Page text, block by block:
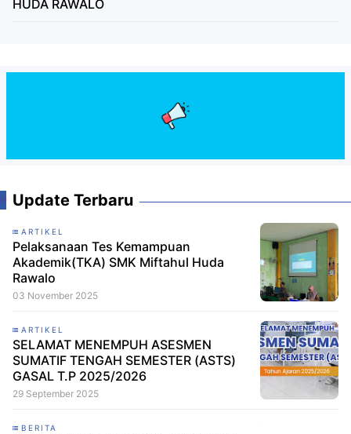
HUDA RAWALO
Update Terbaru
ARTIKEL
Pelaksanaan Tes Kemampuan
Akademik(TKA) SMK Miftahul Huda
Rawalo
03 November 2025
ARTIKEL
SELAMAT MENEMPUH ASESMEN
SUMATIF TENGAH SEMESTER (ASTS)
GASAL T.P 2025/2026
29 September 2025
BERITA